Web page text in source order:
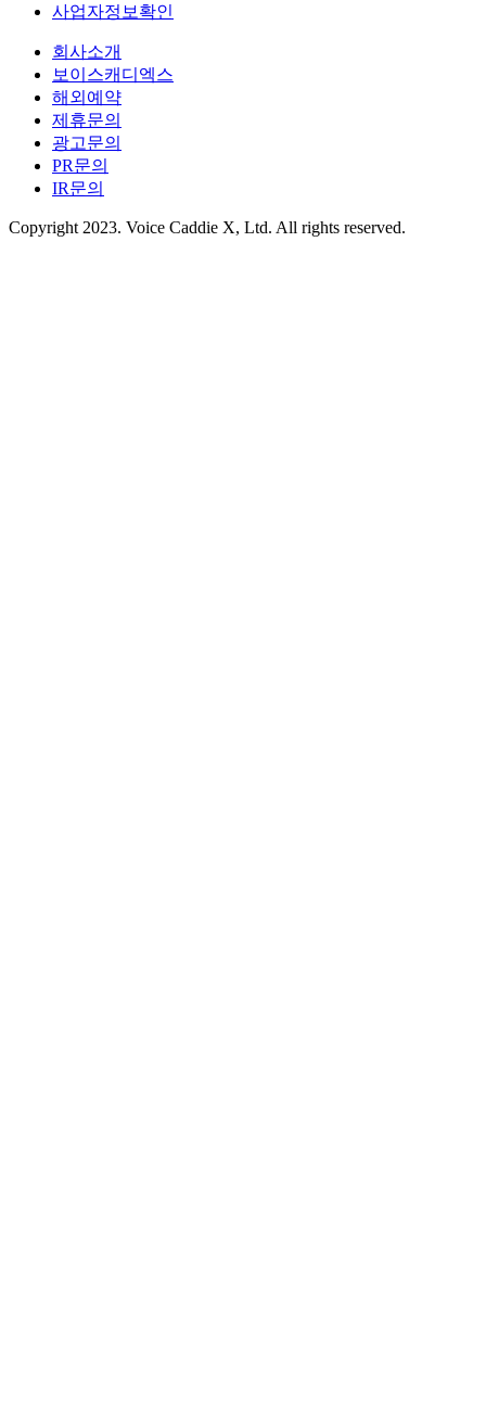
사업자정보확인
회사소개
보이스캐디엑스
해외예약
제휴문의
광고문의
PR문의
IR문의
Copyright 2023. Voice Caddie X, Ltd. All rights reserved.